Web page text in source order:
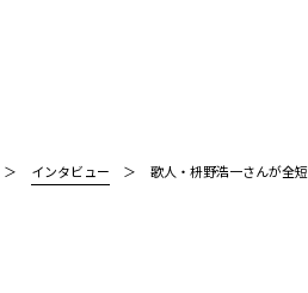
インタビュー 歌人・枡野浩一さんが全